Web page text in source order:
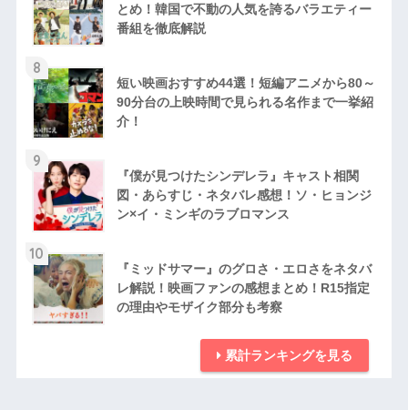
とめ！韓国で不動の人気を誇るバラエティー
番組を徹底解説
8
短い映画おすすめ44選！短編アニメから80～
90分台の上映時間で見られる名作まで一挙紹
介！
9
『僕が見つけたシンデレラ』キャスト相関
図・あらすじ・ネタバレ感想！ソ・ヒョンジ
ン×イ・ミンギのラブロマンス
10
『ミッドサマー』のグロさ・エロさをネタバ
レ解説！映画ファンの感想まとめ！R15指定
の理由やモザイク部分も考察
累計ランキングを見る